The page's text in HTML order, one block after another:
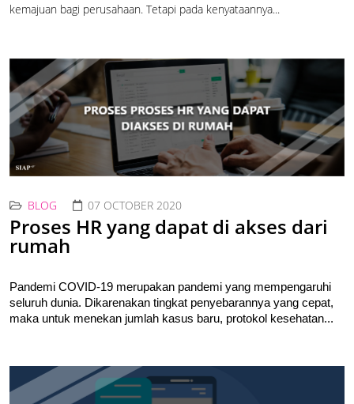
kemajuan bagi perusahaan. Tetapi pada kenyataannya...
BLOG 07 OCTOBER 2020
Proses HR yang dapat di akses dari
rumah
Pandemi COVID-19 merupakan pandemi yang mempengaruhi
seluruh dunia. Dikarenakan tingkat penyebarannya yang cepat,
maka untuk menekan jumlah kasus baru, protokol kesehatan...